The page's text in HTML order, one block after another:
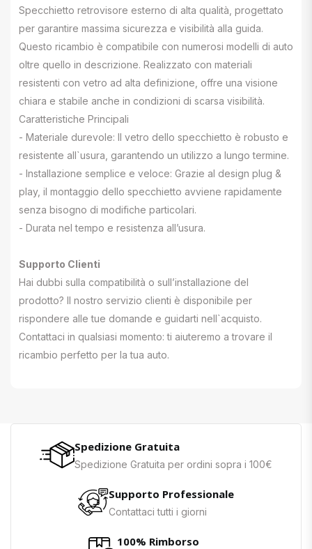
Specchietto retrovisore esterno di alta qualità, progettato
per garantire massima sicurezza e visibilità alla guida.
Questo ricambio è compatibile con numerosi modelli di auto
oltre quello in descrizione. Realizzato con materiali
resistenti con vetro ad alta definizione, offre una visione
chiara e stabile anche in condizioni di scarsa visibilità.
Caratteristiche Principali
- Materiale durevole: Il vetro dello specchietto è robusto e
resistente all`usura, garantendo un utilizzo a lungo termine.
- Installazione semplice e veloce: Grazie al design plug &
play, il montaggio dello specchietto avviene rapidamente
senza bisogno di modifiche particolari.
- Durata nel tempo e resistenza all’usura.
Supporto Clienti
Hai dubbi sulla compatibilità o sull’installazione del
prodotto? Il nostro servizio clienti è disponibile per
rispondere alle tue domande e guidarti nell`acquisto.
Contattaci in qualsiasi momento: ti aiuteremo a trovare il
ricambio perfetto per la tua auto.
Spedizione Gratuita
Spedizione Gratuita per ordini sopra i 100€
Supporto Professionale
Contattaci tutti i giorni
100% Rimborso